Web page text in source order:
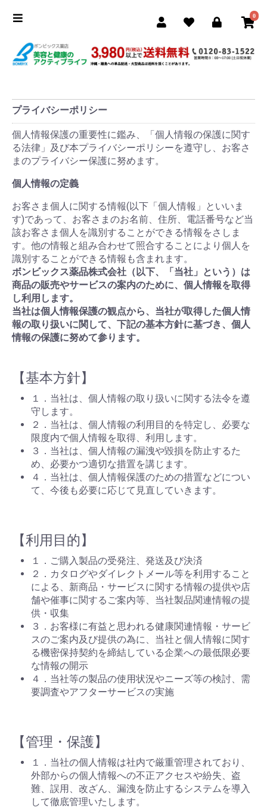
0
プライバシーポリシー
個人情報保護の重要性に鑑み、「個人情報の保護に関す
る法律」及び本プライバシーポリシーを遵守し、お客さ
まのプライバシー保護に努めます。
個人情報の定義
お客さま個人に関する情報(以下「個人情報」といいま
す)であって、お客さまのお名前、住所、電話番号など当
該お客さま個人を識別することができる情報をさしま
す。他の情報と組み合わせて照合することにより個人を
識別することができる情報も含まれます。
ボンビックス薬品株式会社（以下、「当社」という）は
商品の販売やサービスの案内のために、個人情報を取得
し利用します。
当社は個人情報保護の観点から、当社が取得した個人情
報の取り扱いに関して、下記の基本方針に基づき、個人
情報の保護に努めて参ります。
【基本方針】
１．当社は、個人情報の取り扱いに関する法令を遵
守します。
２．当社は、個人情報の利用目的を特定し、必要な
限度内で個人情報を取得、利用します。
３．当社は、個人情報の漏洩や毀損を防止するた
め、必要かつ適切な措置を講じます。
４．当社は、個人情報保護のための措置などについ
て、今後も必要に応じて見直していきます。
【利用目的】
１．ご購入製品の受発注、発送及び決済
２．カタログやダイレクトメール等を利用すること
による、新商品・サービスに関する情報の提供や店
舗や催事に関するご案内等、当社製品関連情報の提
供・収集
３．お客様に有益と思われる健康関連情報・サービ
スのご案内及び提供の為に、当社と個人情報に関す
る機密保持契約を締結している企業への最低限必要
な情報の開示
４．当社等の製品の使用状況やニーズ等の検討、需
要調査やアフターサービスの実施
【管理・保護】
１．当社の個人情報は社内で厳重管理されており、
外部からの個人情報への不正アクセスや紛失、盗
難、誤用、改ざん、漏洩を防止するシステムを導入
して徹底管理いたします。